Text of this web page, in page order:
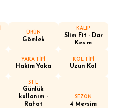
ÜRÜN
Gömlek
KALIP
Slim Fit - Dar
Kesim
YAKA TİPİ
Hakim Yaka
KOL TİPİ
Uzun Kol
STİL
Günlük
kullanım -
Rahat
SEZON
4 Mevsim